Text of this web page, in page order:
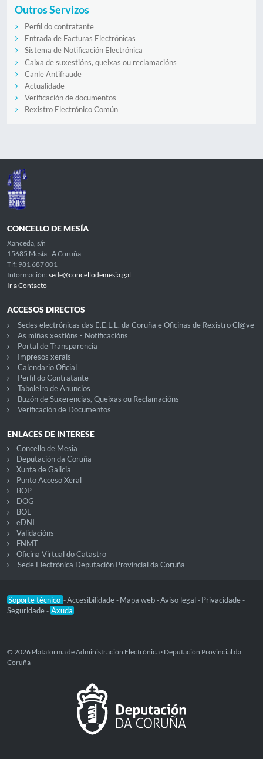
Outros Servizos
Perfil do contratante
Entrada de Facturas Electrónicas
Sistema de Notificación Electrónica
Caixa de suxestións, queixas ou reclamacións
Canle Antifraude
Actualidade
Verificación de documentos
Rexistro Electrónico Común
CONCELLO DE MESÍA
Xanceda, s/n
15685 Mesía - A Coruña
Tlf: 981 687 001
Información: sede@concellodemesia.gal
Ir a Contacto
ACCESOS DIRECTOS
Sedes electrónicas das E.E.L.L. da Coruña e Oficinas de Rexistro Cl@ve
As miñas xestións - Notificacións
Portal de Transparencia
Impresos xerais
Calendario Oficial
Perfil do Contratante
Taboleiro de Anuncios
Buzón de Suxerencias, Queixas ou Reclamacións
Verificación de Documentos
ENLACES DE INTERESE
Concello de Mesia
Deputación da Coruña
Xunta de Galicia
Punto Acceso Xeral
BOP
DOG
BOE
eDNI
Validacións
FNMT
Oficina Virtual do Catastro
Sede Electrónica Deputación Provincial da Coruña
Soporte técnico -Accesibilidade - Mapa web -Aviso legal - Privacidade -
Seguridade - Axuda
© 2026 Plataforma de Administración Electrónica · Deputación Provincial da
Coruña